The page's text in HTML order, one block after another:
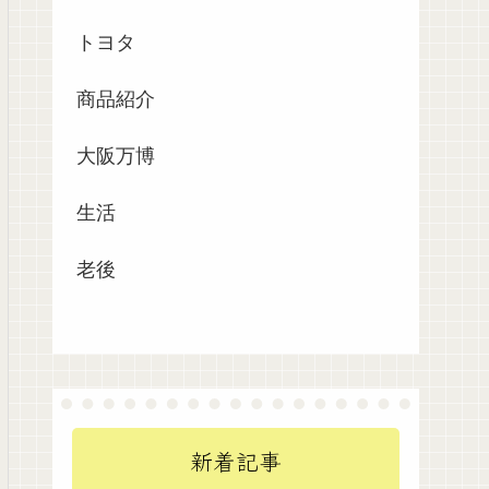
トヨタ
商品紹介
大阪万博
生活
老後
新着記事